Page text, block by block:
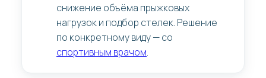
снижение объёма прыжковых
нагрузок и подбор стелек. Решение
по конкретному виду — со
спортивным врачом.